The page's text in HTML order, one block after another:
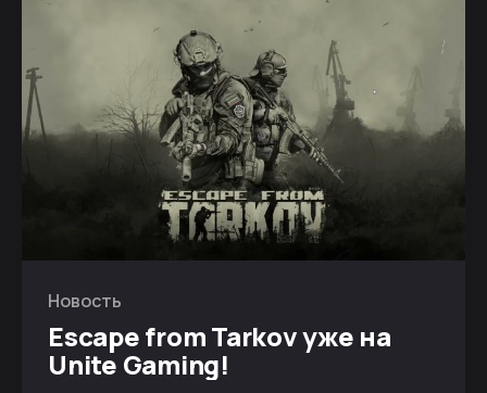
Новость
Escape from Tarkov уже на
Unite Gaming!